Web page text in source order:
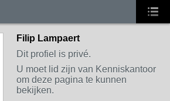
Filip Lampaert
Dit profiel is privé.
U moet lid zijn van Kenniskantoor
om deze pagina te kunnen
bekijken.